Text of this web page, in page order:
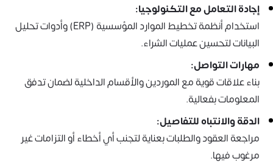
إجادة التعامل مع التكنولوجيا:
استخدام أنظمة تخطيط الموارد المؤسسية (ERP) وأدوات تحليل
البيانات لتحسين عمليات الشراء.
مهارات التواصل:
بناء علاقات قوية مع الموردين والأقسام الداخلية لضمان تدفق
المعلومات بفعالية.
الدقة والانتباه للتفاصيل:
مراجعة العقود والطلبات بعناية لتجنب أي أخطاء أو التزامات غير
مرغوب فيها.